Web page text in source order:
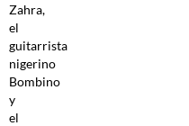
Zahra,
el
guitarrista
nigerino
Bombino
y
el